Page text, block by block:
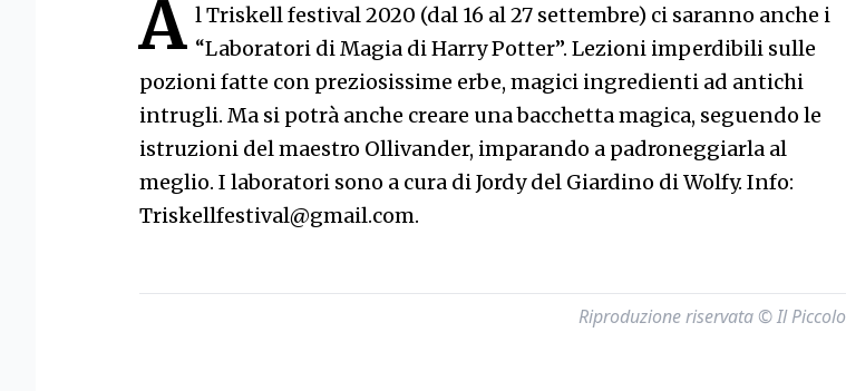
A l Triskell festival 2020 (dal 16 al 27 settembre) ci saranno anche i
“Laboratori di Magia di Harry Potter”. Lezioni imperdibili sulle
pozioni fatte con preziosissime erbe, magici ingredienti ad antichi
intrugli. Ma si potrà anche creare una bacchetta magica, seguendo le
istruzioni del maestro Ollivander, imparando a padroneggiarla al
meglio. I laboratori sono a cura di Jordy del Giardino di Wolfy. Info:
Triskellfestival@gmail.com.
Riproduzione riservata © Il Piccolo